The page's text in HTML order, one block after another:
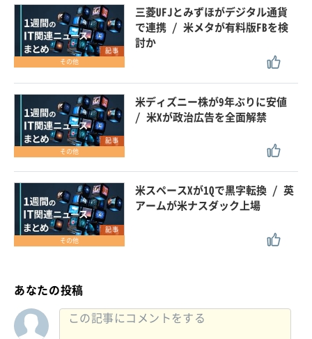
記事
その他
三菱UFJとみずほがデジタル通貨
で連携 / 米メタが有料版FBを検
討か
記事
その他
米ディズニー株が9年ぶりに安値
/ 米Xが政治広告を全面解禁
記事
その他
米スペースXが1Qで黒字転換 / 英
アームが米ナスダック上場
あなたの投稿